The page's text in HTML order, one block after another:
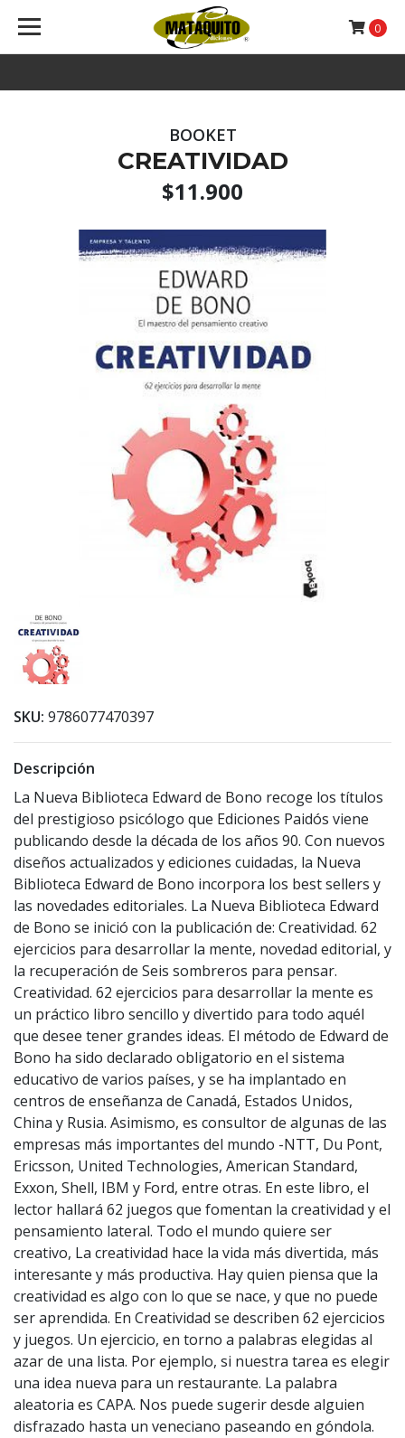
0
BOOKET
CREATIVIDAD
$11.900
SKU: 9786077470397
Descripción
La Nueva Biblioteca Edward de Bono recoge los títulos
del prestigioso psicólogo que Ediciones Paidós viene
publicando desde la década de los años 90. Con nuevos
diseños actualizados y ediciones cuidadas, la Nueva
Biblioteca Edward de Bono incorpora los best sellers y
las novedades editoriales. La Nueva Biblioteca Edward
de Bono se inició con la publicación de: Creatividad. 62
ejercicios para desarrollar la mente, novedad editorial, y
la recuperación de Seis sombreros para pensar.
Creatividad. 62 ejercicios para desarrollar la mente es
un práctico libro sencillo y divertido para todo aquél
que desee tener grandes ideas. El método de Edward de
Bono ha sido declarado obligatorio en el sistema
educativo de varios países, y se ha implantado en
centros de enseñanza de Canadá, Estados Unidos,
China y Rusia. Asimismo, es consultor de algunas de las
empresas más importantes del mundo -NTT, Du Pont,
Ericsson, United Technologies, American Standard,
Exxon, Shell, IBM y Ford, entre otras. En este libro, el
lector hallará 62 juegos que fomentan la creatividad y el
pensamiento lateral. Todo el mundo quiere ser
creativo, La creatividad hace la vida más divertida, más
interesante y más productiva. Hay quien piensa que la
creatividad es algo con lo que se nace, y que no puede
ser aprendida. En Creatividad se describen 62 ejercicios
y juegos. Un ejercicio, en torno a palabras elegidas al
azar de una lista. Por ejemplo, si nuestra tarea es elegir
una idea nueva para un restaurante. La palabra
aleatoria es CAPA. Nos puede sugerir desde alguien
disfrazado hasta un veneciano paseando en góndola.